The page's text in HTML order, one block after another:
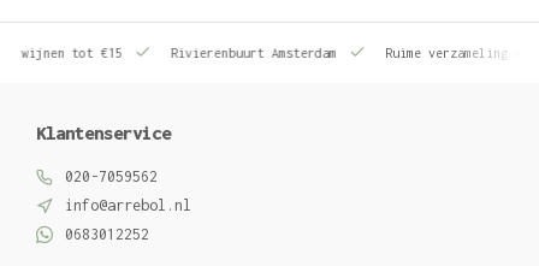
wijnen tot €15 Rivierenbuurt Amsterdam Ruime verzameling
Klantenservice
020-7059562
info@arrebol.nl
0683012252